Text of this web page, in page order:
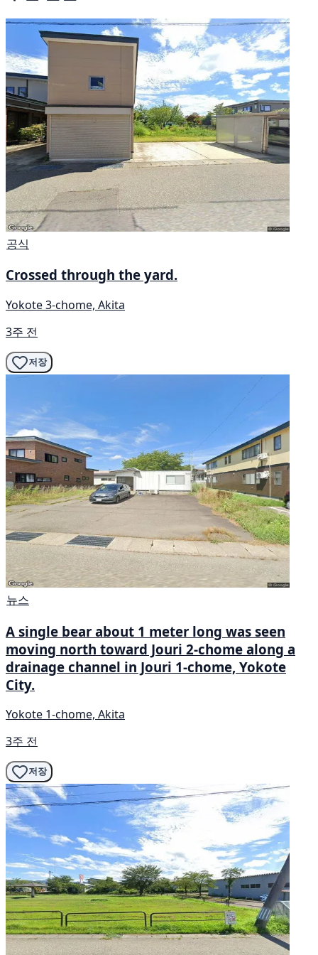
공식
Crossed through the yard.
Yokote 3-chome, Akita
3주 전
저장
뉴스
A single bear about 1 meter long was seen
moving north toward Jouri 2-chome along a
drainage channel in Jouri 1-chome, Yokote
City.
Yokote 1-chome, Akita
3주 전
저장